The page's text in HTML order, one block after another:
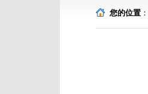
您的位置 ：